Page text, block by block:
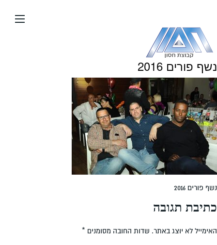
העמוד
נשף פורים 2016
נשף פורים 2016
כתיבת תגובה
האימייל לא יוצג באתר. שדות החובה מסומנים *